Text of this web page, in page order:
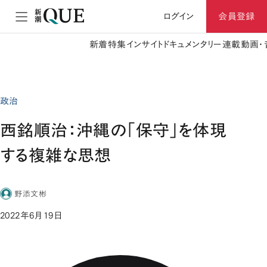
ログイン 会員登録
新着特集 インサイト ドキュメンタリー 連載動画
政治
西銘順治：沖縄の「保守」を体現
する複雑な思想
野添文彬
2022年6月19日